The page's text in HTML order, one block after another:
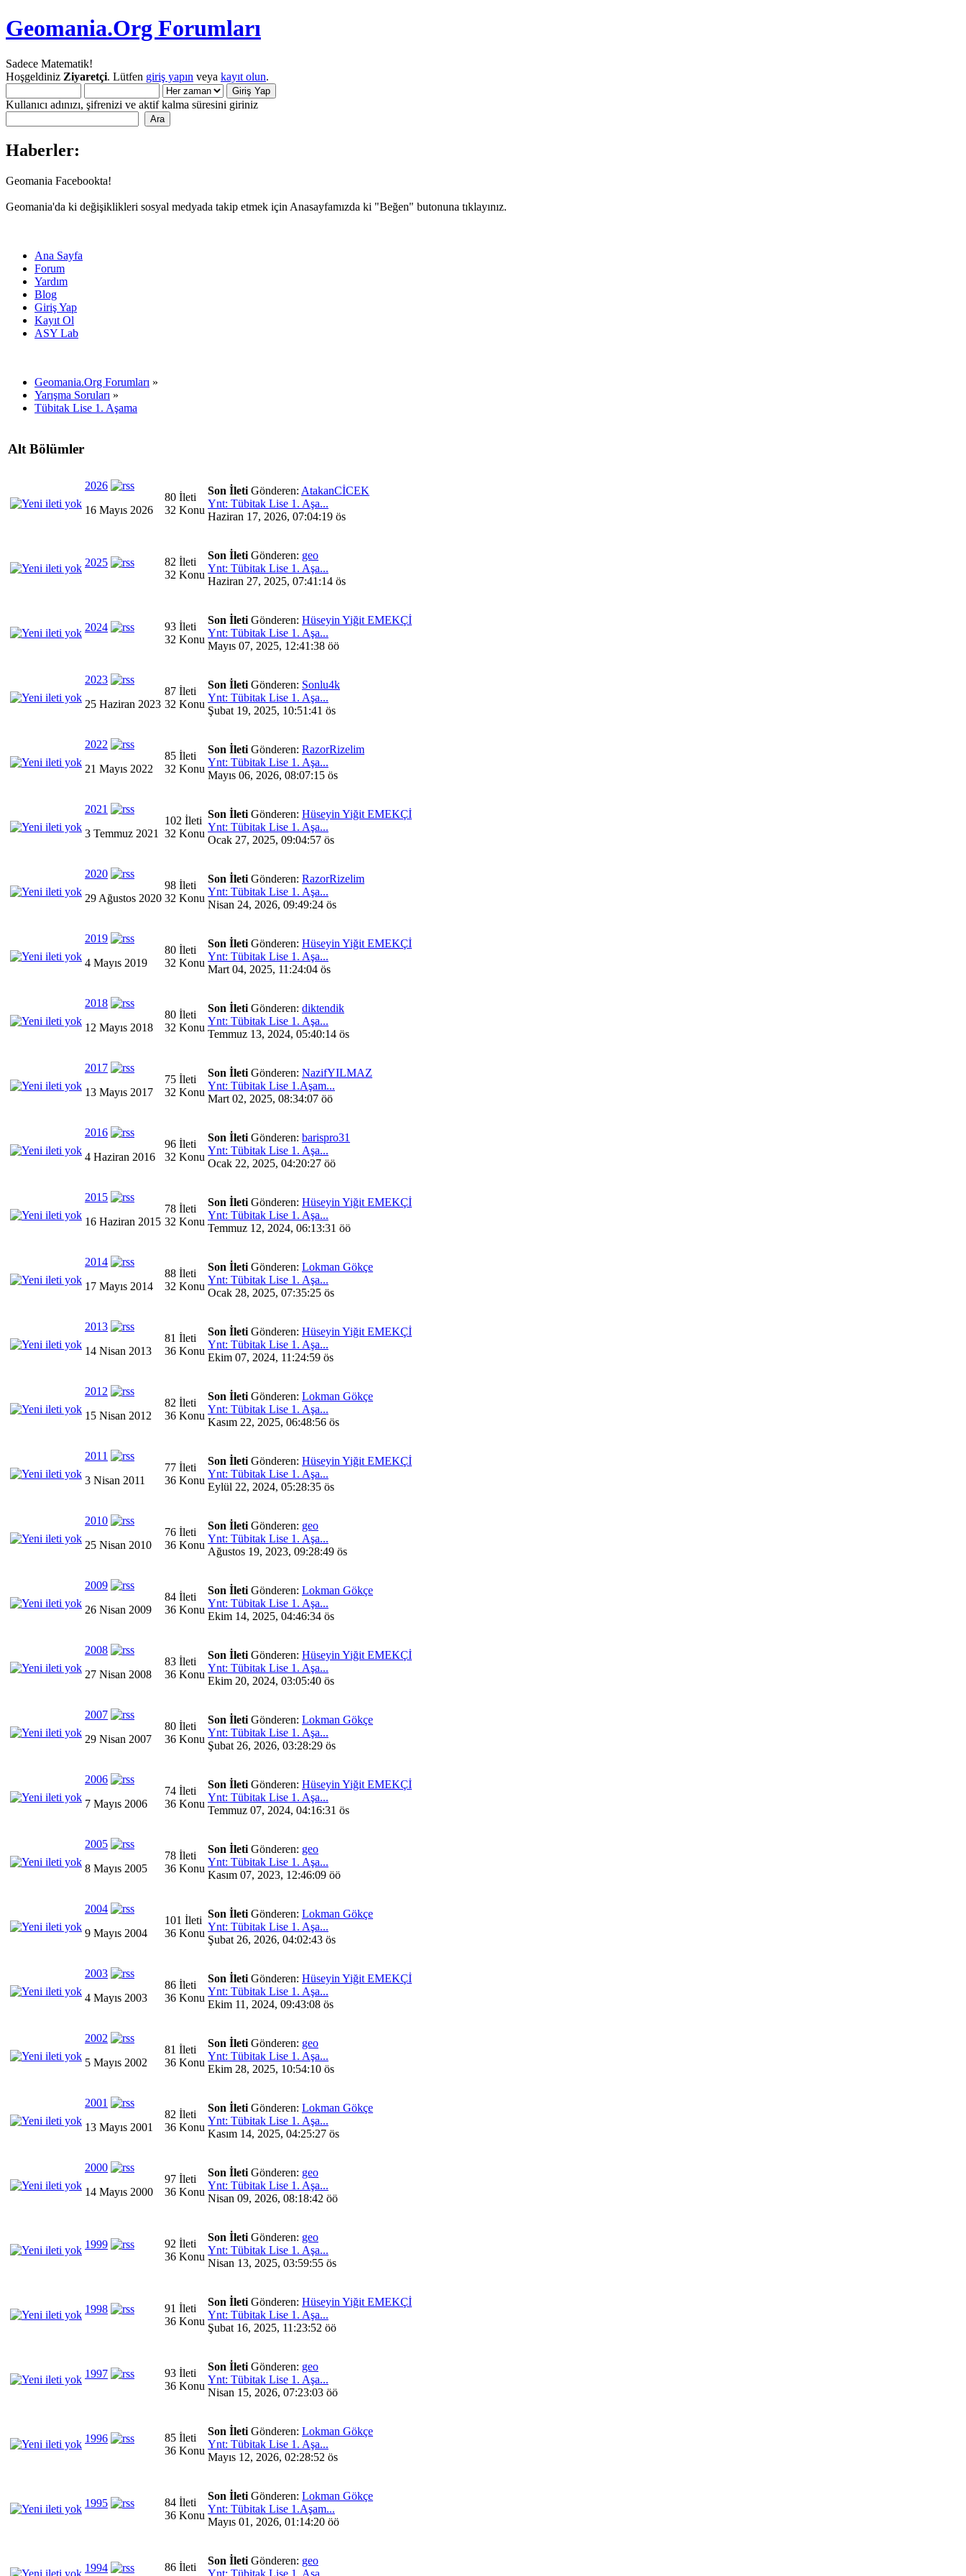
Geomania.Org Forumları
Sadece Matematik!
Hoşgeldiniz Ziyaretçi. Lütfen giriş yapın veya kayıt olun.
Kullanıcı adınızı, şifrenizi ve aktif kalma süresini giriniz
Haberler:
Geomania Facebookta!
Geomania'da ki değişiklikleri sosyal medyada takip etmek için Anasayfamızda ki "Beğen" butonuna tıklayınız.
Ana Sayfa
Forum
Yardım
Blog
Giriş Yap
Kayıt Ol
ASY Lab
Geomania.Org Forumları »
Yarışma Soruları »
Tübitak Lise 1. Aşama
Alt Bölümler
2026
16 Mayıs 2026
80 İleti
32 Konu
Son İleti Gönderen: AtakanCİCEK
Ynt: Tübitak Lise 1. Aşa...
Haziran 17, 2026, 07:04:19 ös
2025
82 İleti
32 Konu
Son İleti Gönderen: geo
Ynt: Tübitak Lise 1. Aşa...
Haziran 27, 2025, 07:41:14 ös
2024
93 İleti
32 Konu
Son İleti Gönderen: Hüseyin Yiğit EMEKÇİ
Ynt: Tübitak Lise 1. Aşa...
Mayıs 07, 2025, 12:41:38 öö
2023
25 Haziran 2023
87 İleti
32 Konu
Son İleti Gönderen: Sonlu4k
Ynt: Tübitak Lise 1. Aşa...
Şubat 19, 2025, 10:51:41 ös
2022
21 Mayıs 2022
85 İleti
32 Konu
Son İleti Gönderen: RazorRizelim
Ynt: Tübitak Lise 1. Aşa...
Mayıs 06, 2026, 08:07:15 ös
2021
3 Temmuz 2021
102 İleti
32 Konu
Son İleti Gönderen: Hüseyin Yiğit EMEKÇİ
Ynt: Tübitak Lise 1. Aşa...
Ocak 27, 2025, 09:04:57 ös
2020
29 Ağustos 2020
98 İleti
32 Konu
Son İleti Gönderen: RazorRizelim
Ynt: Tübitak Lise 1. Aşa...
Nisan 24, 2026, 09:49:24 ös
2019
4 Mayıs 2019
80 İleti
32 Konu
Son İleti Gönderen: Hüseyin Yiğit EMEKÇİ
Ynt: Tübitak Lise 1. Aşa...
Mart 04, 2025, 11:24:04 ös
2018
12 Mayıs 2018
80 İleti
32 Konu
Son İleti Gönderen: diktendik
Ynt: Tübitak Lise 1. Aşa...
Temmuz 13, 2024, 05:40:14 ös
2017
13 Mayıs 2017
75 İleti
32 Konu
Son İleti Gönderen: NazifYILMAZ
Ynt: Tübitak Lise 1.Aşam...
Mart 02, 2025, 08:34:07 öö
2016
4 Haziran 2016
96 İleti
32 Konu
Son İleti Gönderen: barispro31
Ynt: Tübitak Lise 1. Aşa...
Ocak 22, 2025, 04:20:27 öö
2015
16 Haziran 2015
78 İleti
32 Konu
Son İleti Gönderen: Hüseyin Yiğit EMEKÇİ
Ynt: Tübitak Lise 1. Aşa...
Temmuz 12, 2024, 06:13:31 öö
2014
17 Mayıs 2014
88 İleti
32 Konu
Son İleti Gönderen: Lokman Gökçe
Ynt: Tübitak Lise 1. Aşa...
Ocak 28, 2025, 07:35:25 ös
2013
14 Nisan 2013
81 İleti
36 Konu
Son İleti Gönderen: Hüseyin Yiğit EMEKÇİ
Ynt: Tübitak Lise 1. Aşa...
Ekim 07, 2024, 11:24:59 ös
2012
15 Nisan 2012
82 İleti
36 Konu
Son İleti Gönderen: Lokman Gökçe
Ynt: Tübitak Lise 1. Aşa...
Kasım 22, 2025, 06:48:56 ös
2011
3 Nisan 2011
77 İleti
36 Konu
Son İleti Gönderen: Hüseyin Yiğit EMEKÇİ
Ynt: Tübitak Lise 1. Aşa...
Eylül 22, 2024, 05:28:35 ös
2010
25 Nisan 2010
76 İleti
36 Konu
Son İleti Gönderen: geo
Ynt: Tübitak Lise 1. Aşa...
Ağustos 19, 2023, 09:28:49 ös
2009
26 Nisan 2009
84 İleti
36 Konu
Son İleti Gönderen: Lokman Gökçe
Ynt: Tübitak Lise 1. Aşa...
Ekim 14, 2025, 04:46:34 ös
2008
27 Nisan 2008
83 İleti
36 Konu
Son İleti Gönderen: Hüseyin Yiğit EMEKÇİ
Ynt: Tübitak Lise 1. Aşa...
Ekim 20, 2024, 03:05:40 ös
2007
29 Nisan 2007
80 İleti
36 Konu
Son İleti Gönderen: Lokman Gökçe
Ynt: Tübitak Lise 1. Aşa...
Şubat 26, 2026, 03:28:29 ös
2006
7 Mayıs 2006
74 İleti
36 Konu
Son İleti Gönderen: Hüseyin Yiğit EMEKÇİ
Ynt: Tübitak Lise 1. Aşa...
Temmuz 07, 2024, 04:16:31 ös
2005
8 Mayıs 2005
78 İleti
36 Konu
Son İleti Gönderen: geo
Ynt: Tübitak Lise 1. Aşa...
Kasım 07, 2023, 12:46:09 öö
2004
9 Mayıs 2004
101 İleti
36 Konu
Son İleti Gönderen: Lokman Gökçe
Ynt: Tübitak Lise 1. Aşa...
Şubat 26, 2026, 04:02:43 ös
2003
4 Mayıs 2003
86 İleti
36 Konu
Son İleti Gönderen: Hüseyin Yiğit EMEKÇİ
Ynt: Tübitak Lise 1. Aşa...
Ekim 11, 2024, 09:43:08 ös
2002
5 Mayıs 2002
81 İleti
36 Konu
Son İleti Gönderen: geo
Ynt: Tübitak Lise 1. Aşa...
Ekim 28, 2025, 10:54:10 ös
2001
13 Mayıs 2001
82 İleti
36 Konu
Son İleti Gönderen: Lokman Gökçe
Ynt: Tübitak Lise 1. Aşa...
Kasım 14, 2025, 04:25:27 ös
2000
14 Mayıs 2000
97 İleti
36 Konu
Son İleti Gönderen: geo
Ynt: Tübitak Lise 1. Aşa...
Nisan 09, 2026, 08:18:42 öö
1999
92 İleti
36 Konu
Son İleti Gönderen: geo
Ynt: Tübitak Lise 1. Aşa...
Nisan 13, 2025, 03:59:55 ös
1998
91 İleti
36 Konu
Son İleti Gönderen: Hüseyin Yiğit EMEKÇİ
Ynt: Tübitak Lise 1. Aşa...
Şubat 16, 2025, 11:23:52 öö
1997
93 İleti
36 Konu
Son İleti Gönderen: geo
Ynt: Tübitak Lise 1. Aşa...
Nisan 15, 2026, 07:23:03 öö
1996
85 İleti
36 Konu
Son İleti Gönderen: Lokman Gökçe
Ynt: Tübitak Lise 1. Aşa...
Mayıs 12, 2026, 02:28:52 ös
1995
84 İleti
36 Konu
Son İleti Gönderen: Lokman Gökçe
Ynt: Tübitak Lise 1.Aşam...
Mayıs 01, 2026, 01:14:20 öö
1994
86 İleti
Son İleti Gönderen: geo